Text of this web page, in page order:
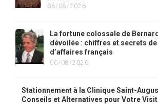
06/08/2026
La fortune colossale de
dévoilée : chiffres et secrets de
d’affaires français
06/08/2026
Stationnement à la Clinique Saint-
Conseils et Alternatives pour Votre